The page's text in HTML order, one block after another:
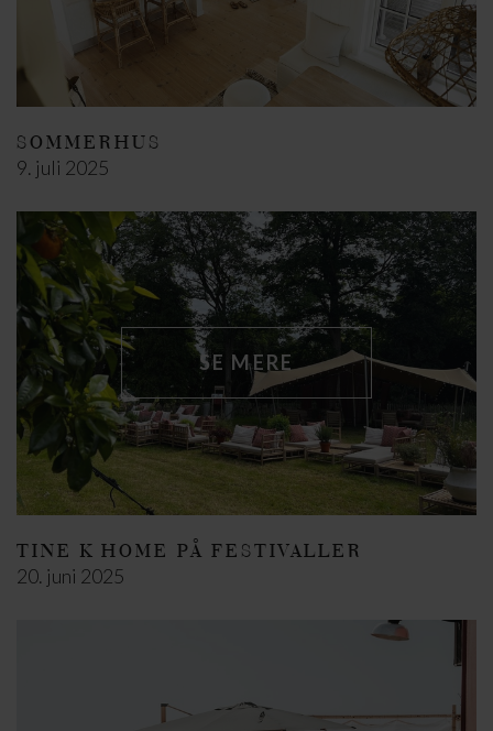
SOMMERHUS
9. juli 2025
SE MERE
TINE K HOME PÅ FESTIVALLER
20. juni 2025